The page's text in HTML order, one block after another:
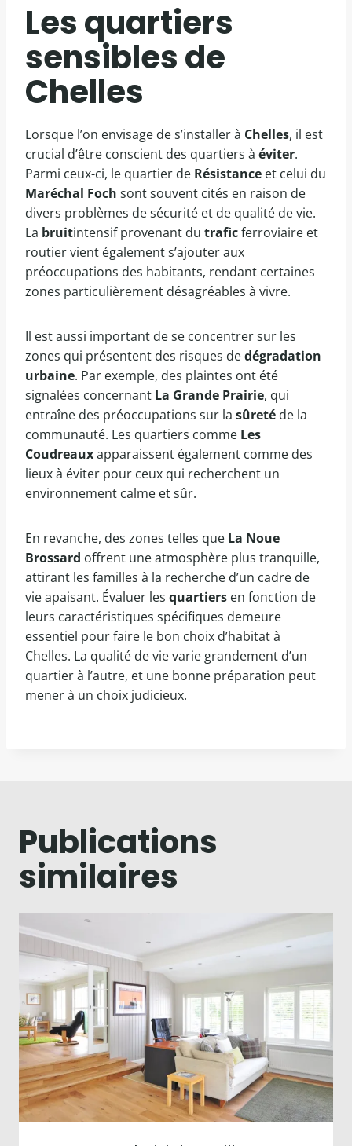
Les quartiers
sensibles de
Chelles
Lorsque l’on envisage de s’installer à Chelles, il est
crucial d’être conscient des quartiers à éviter.
Parmi ceux-ci, le quartier de Résistance et celui du
Maréchal Foch sont souvent cités en raison de
divers problèmes de sécurité et de qualité de vie.
La bruitintensif provenant du traficferroviaire et
routier vient également s’ajouter aux
préoccupations des habitants, rendant certaines
zones particulièrement désagréables à vivre.
Il est aussi important de se concentrer sur les
zones qui présentent des risques dedégradation
urbaine. Par exemple, des plaintes ont été
signalées concernant La Grande Prairie, qui
entraîne des préoccupations sur la sûreté de la
communauté. Les quartiers comme Les
Coudreauxapparaissent également comme des
lieux à éviter pour ceux qui recherchent un
environnement calme et sûr.
En revanche, des zones telles que La Noue
Brossard offrent une atmosphère plus tranquille,
attirant les familles à la recherche d’un cadre de
vie apaisant. Évaluer les quartiers en fonction de
leurs caractéristiques spécifiques demeure
essentiel pour faire le bon choix d’habitat à
Chelles. La qualité de vie varie grandement d’un
quartier à l’autre, et une bonne préparation peut
mener à un choix judicieux.
Publications
similaires